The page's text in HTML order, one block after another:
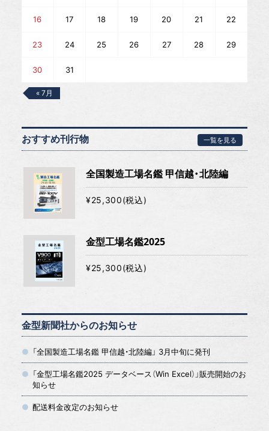
16 17 18 19 20 21 22
23 24 25 26 27 28 29
30 31
« 7月
おすすめ刊行物 一覧を見る
全国製造工場名鑑 甲信越・北陸編
¥25,300(税込)
金型工場名鑑2025
¥25,300(税込)
金型新聞社からのお知らせ
「全国製造工場名鑑 甲信越・北陸編」 3月中旬に発刊
「金型工場名鑑2025 データベース（Win Excel）」販売開始のお
知らせ
配送料金改定のお知らせ